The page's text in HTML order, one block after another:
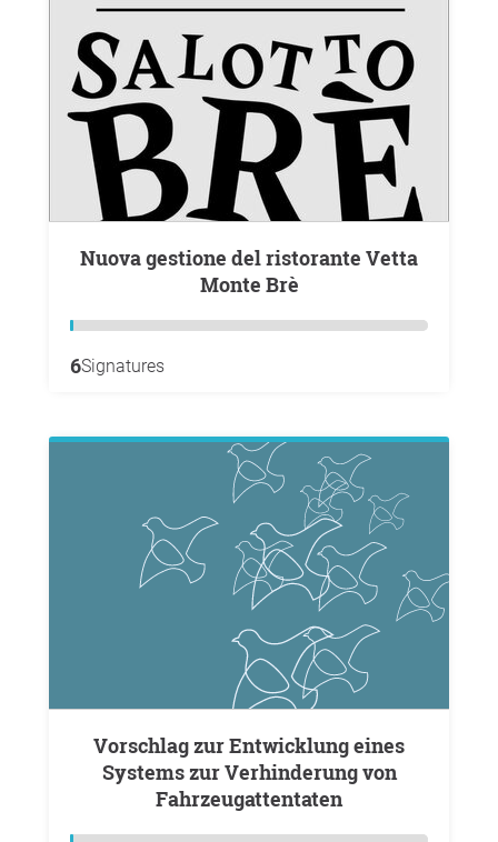
Nuova gestione del ristorante Vetta
Monte Brè
6Signatures
Vorschlag zur Entwicklung eines
Systems zur Verhinderung von
Fahrzeugattentaten